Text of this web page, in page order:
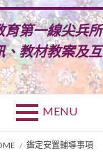
育第一線尖兵
、教材教案及
MENU
鑑定安置輔導事項